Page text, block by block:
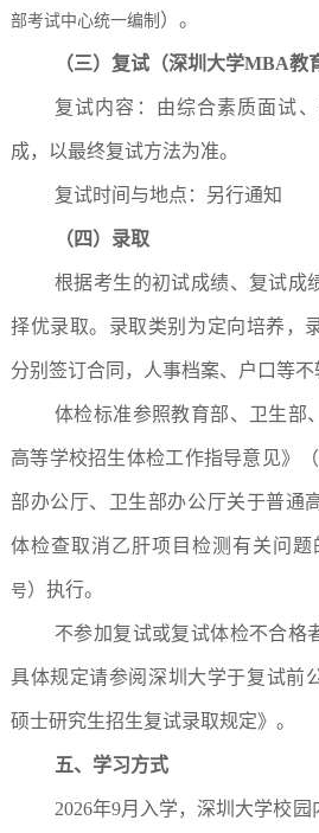
部考试中心统一编制 ）。
（三）复试（深圳大学MBA教
复试内容：由综合素质面试
成，以最终复试方法为准。
复试时间与地点：另行通知
（四）录取
根据考生的初试成绩、复试成
择优录取。录取类别为定向培养，
分别签订合同，人事档案、户口等不
体检标准参照教育部、卫生部
高等学校招生体检工作指导意见》（
部办公厅、卫生部办公厅关于普通
体检查取消乙肝项目检测有关问题
号）执行。
不参加复试或复试体检不合格
具体规定请参阅深圳大学于复试前
硕士研究生招生复试录取规定》。
五、学习方式
2026年9月入学，深圳大学校